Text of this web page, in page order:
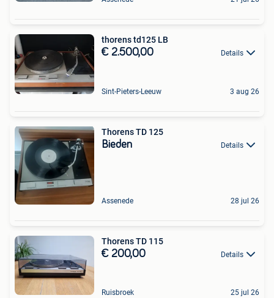
thorens td125 LB
€ 2.500,00 Details
Sint-Pieters-Leeuw 3 aug 26
Thorens TD 125
Bieden Details
Assenede 28 jul 26
Thorens TD 115
€ 200,00 Details
Ruisbroek 25 jul 26